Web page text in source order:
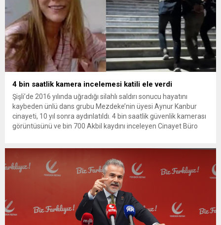
4 bin saatlik kamera incelemesi katili ele verdi
Şişli’de 2016 yılında uğradığı silahlı saldırı sonucu hayatını
kaybeden ünlü dans grubu Mezdeke’nin üyesi Aynur Kanbur
cinayeti, 10 yıl sonra aydınlatıldı. 4 bin saatlik güvenlik kamerası
görüntüsünü ve bin 700 Akbil kaydını inceleyen Cinayet Büro